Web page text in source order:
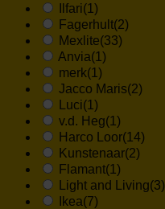
Ilfari(1)
Fagerhult(2)
Mexlite(33)
Anvia(1)
merk(1)
Jacco Maris(2)
Luci(1)
v.d. Heg(1)
Harco Loor(14)
Kunstenaar(2)
Flamant(1)
Light and Living(3)
Ikea(7)